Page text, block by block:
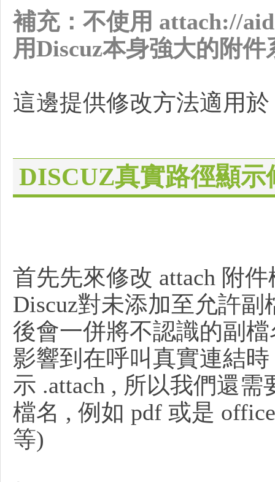
補充：不使用 attach://
用Discuz本身強大的附件
這邊提供修改方法適用
DISCUZ真實路徑顯示
首先先來修改 attach 附
Discuz對未添加至允許
後會一併將不認識的副
影響到在呼叫真實連結
示 .attach , 所以我們還
檔名 , 例如 pdf 或是
等)